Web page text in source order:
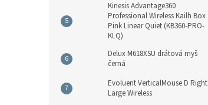
Kinesis Advantage360
Professional Wireless Kailh Box
Pink Linear Quiet (KB360-PRO-
KLQ)
Delux M618XSU drátová myš
černá
Evoluent VerticalMouse D Right
Large Wireless